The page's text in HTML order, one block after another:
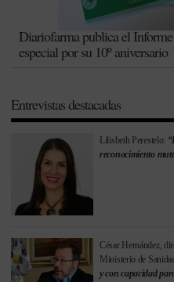
Diariofarma publica el Informe
especial por su 10º aniversario
Entrevistas destacadas
Lilisbeth Perestelo:
reconocimiento
César Hernández,
Ministerio de
y con capacidad